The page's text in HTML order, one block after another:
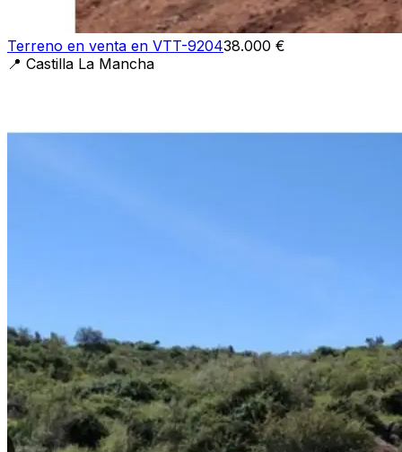
Terreno en venta en VTT-920438.000 €
📍 Castilla La Mancha